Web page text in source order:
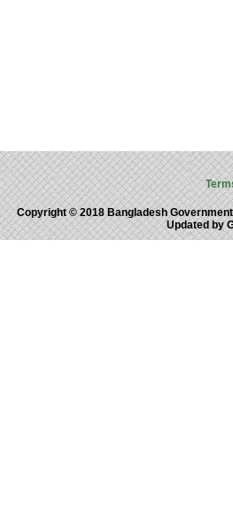
Copyright © 2018 Bangladesh
Updated by